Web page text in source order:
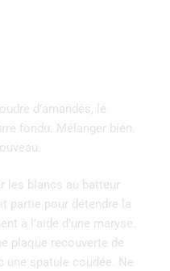
d’amandes, le
fondu. Mélanger bien.
les blancs au batteur
partie pour détendre la
à l’aide d’une maryse.
plaque recouverte de
une spatule coudée. Ne